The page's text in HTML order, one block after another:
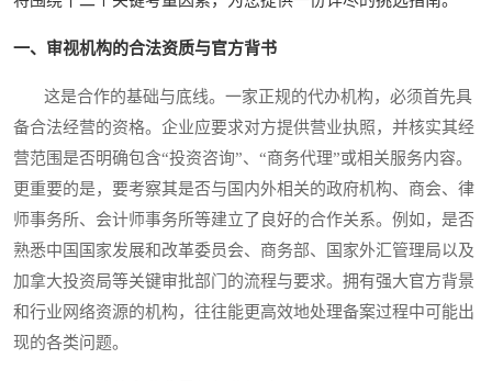
一、审视机构的合法资质与官方背书
这是合作的基础与底线。一家正规的代办机构，必须首先具
备合法经营的资格。企业应要求对方提供营业执照，并核实其经
营范围是否明确包含“投资咨询”、“商务代理”或相关服务内容。
更重要的是，要考察其是否与国内外相关的政府机构、商会、律
师事务所、会计师事务所等建立了良好的合作关系。例如，是否
熟悉中国国家发展和改革委员会、商务部、国家外汇管理局以及
加拿大投资局等关键审批部门的流程与要求。拥有强大官方背景
和行业网络资源的机构，往往能更高效地处理备案过程中可能出
现的各类问题。